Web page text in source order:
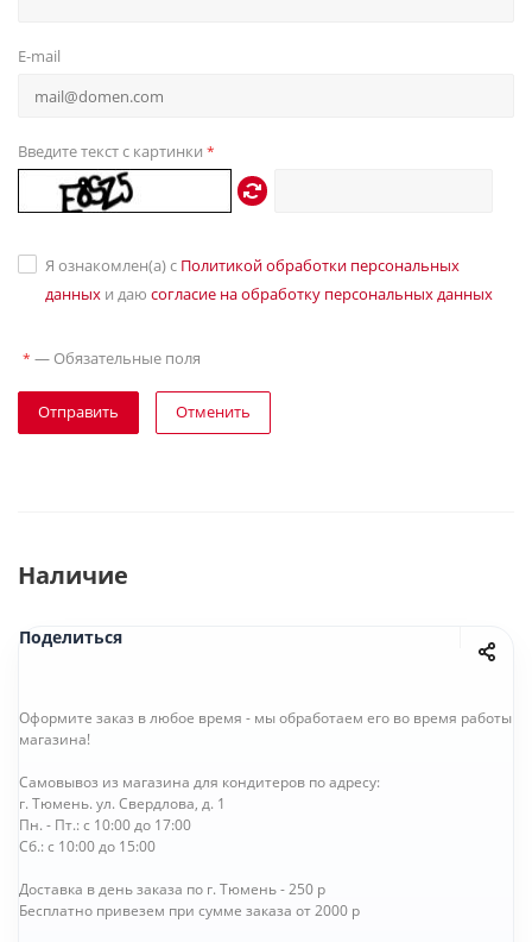
E-mail
Введите текст с картинки *
Я ознакомлен(а) с Политикой обработки персональных
данных и даю согласие на обработку персональных данных
* — Обязательные поля
Отправить Отменить
Наличие
Поделиться
Оформите заказ в любое время - мы обработаем его во время работы
магазина!
Самовывоз из магазина для кондитеров по адресу:
г. Тюмень. ул. Свердлова, д. 1
Пн. - Пт.: с 10:00 до 17:00
Сб.: с 10:00 до 15:00
Доставка в день заказа по г. Тюмень - 250 р
Бесплатно привезем при сумме заказа от 2000 р